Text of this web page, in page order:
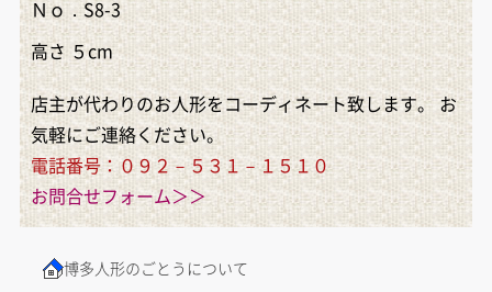
Ｎｏ．S8-3
高さ ５cm
店主が代わりのお人形をコーディネート致します。 お
気軽にご連絡ください。
電話番号：０９２－５３１－１５１０
お問合せフォーム＞＞
博多人形のごとうについて